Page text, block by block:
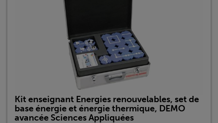
Kit enseignant Energies renouvelables, set de
base énergie et énergie thermique, DEMO
avancée Sciences Appliquées